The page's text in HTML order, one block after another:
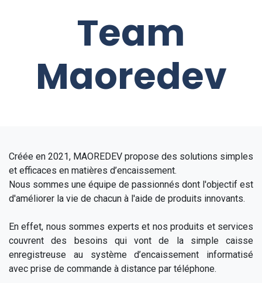
Team
Maoredev
Créée en 2021, MAOREDEV propose des solutions simples
et efficaces en matières d’encaissement.
Nous sommes une équipe de passionnés dont l'objectif est
d'améliorer la vie de chacun à l'aide de produits innovants.
En effet, nous sommes experts et nos produits et services
couvrent des besoins qui vont de la simple caisse
enregistreuse au système d’encaissement informatisé
avec prise de commande à distance par téléphone.